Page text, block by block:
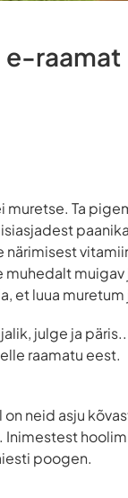
e-raamat
Ta
närimisest
et luua
julge ja
raamatu eest.
neid asju
Inimestest
poogen.